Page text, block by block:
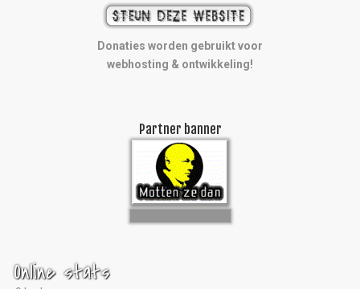
Donaties worden gebruikt voor
webhosting & ontwikkeling!
Partner banner
Online stats